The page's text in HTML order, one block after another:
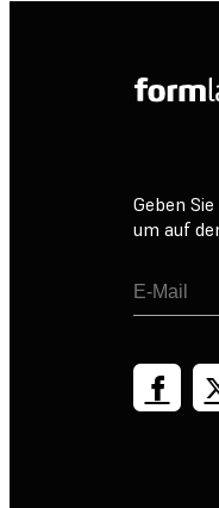
Geben
um auf